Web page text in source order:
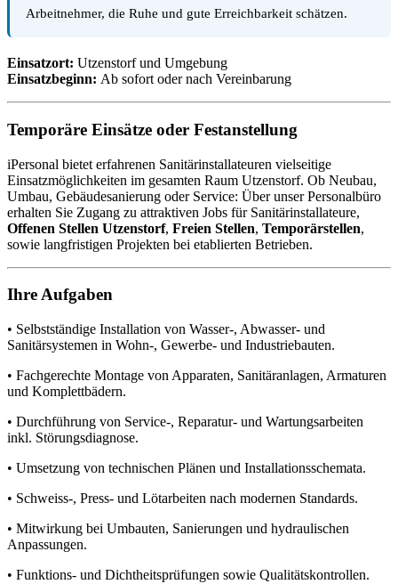
Arbeitnehmer, die Ruhe und gute Erreichbarkeit schätzen.
Einsatzort: Utzenstorf und Umgebung
Einsatzbeginn: Ab sofort oder nach Vereinbarung
Temporäre Einsätze oder Festanstellung
iPersonal bietet erfahrenen Sanitärinstallateuren vielseitige
Einsatzmöglichkeiten im gesamten Raum Utzenstorf. Ob Neubau,
Umbau, Gebäudesanierung oder Service: Über unser Personalbüro
erhalten Sie Zugang zu attraktiven Jobs für Sanitärinstallateure,
Offenen Stellen Utzenstorf, Freien Stellen, Temporärstellen,
sowie langfristigen Projekten bei etablierten Betrieben.
Ihre Aufgaben
• Selbstständige Installation von Wasser-, Abwasser- und
Sanitärsystemen in Wohn-, Gewerbe- und Industriebauten.
• Fachgerechte Montage von Apparaten, Sanitäranlagen, Armaturen
und Komplettbädern.
• Durchführung von Service-, Reparatur- und Wartungsarbeiten
inkl. Störungsdiagnose.
• Umsetzung von technischen Plänen und Installationsschemata.
• Schweiss-, Press- und Lötarbeiten nach modernen Standards.
• Mitwirkung bei Umbauten, Sanierungen und hydraulischen
Anpassungen.
• Funktions- und Dichtheitsprüfungen sowie Qualitätskontrollen.